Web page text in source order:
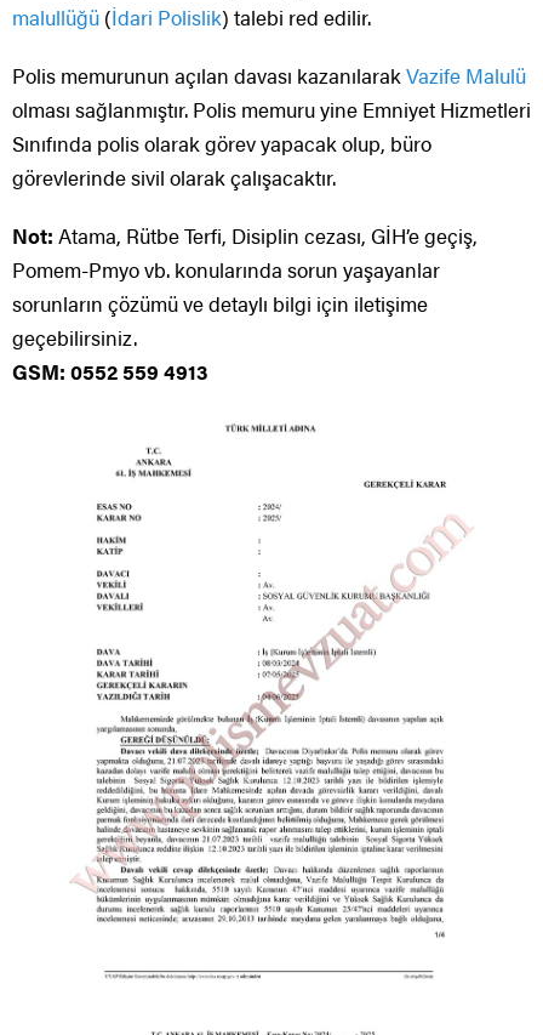
malullüğü (İdari Polislik) talebi red edilir.
Polis memurunun açılan davası kazanılarakVazife Malulü
olması sağlanmıştır. Polis memuru yine Emniyet Hizmetleri
Sınıfında polis olarak görev yapacak olup, büro
görevlerinde sivil olarak çalışacaktır.
Not: Atama, Rütbe Terfi, Disiplin cezası, GİH’e geçiş,
Pomem-Pmyo vb. konularında sorun yaşayanlar
sorunların çözümü ve detaylı bilgi için iletişime
geçebilirsiniz.
GSM: 0552 559 4913